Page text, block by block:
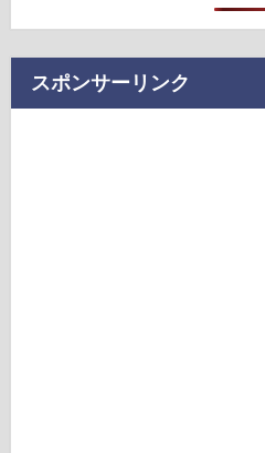
スポンサーリンク